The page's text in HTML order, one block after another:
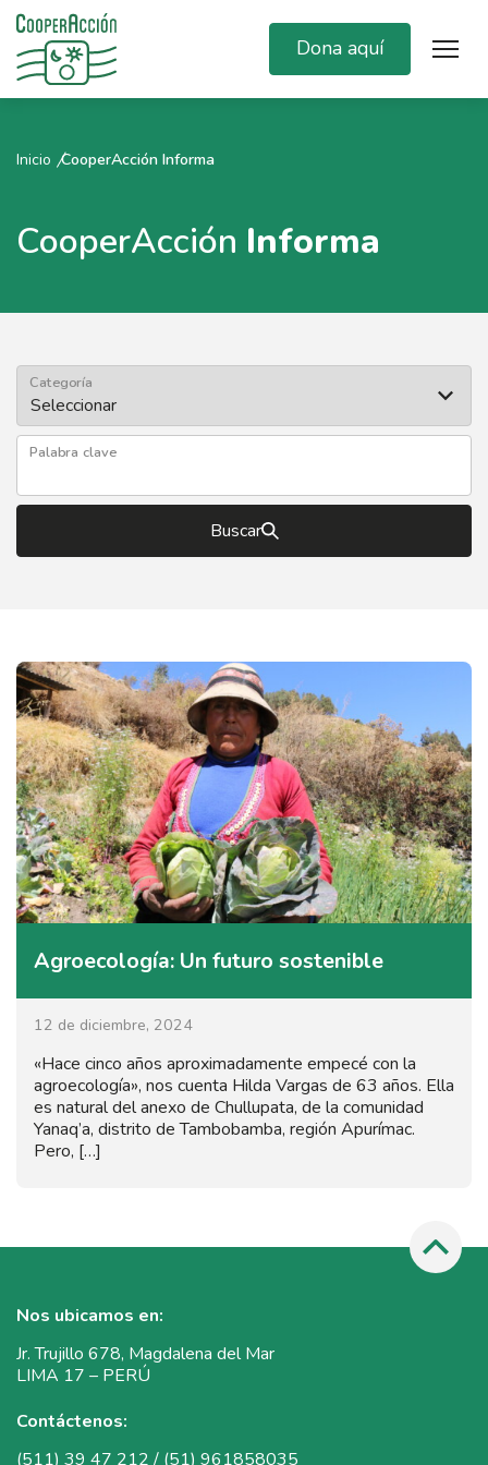
Dona aquí
Inicio CooperAcción Informa
CooperAcción Informa
Categoría
Palabra clave
Buscar
Agroecología: Un futuro sostenible
12 de diciembre, 2024
«Hace cinco años aproximadamente empecé con la
agroecología», nos cuenta Hilda Vargas de 63 años. Ella
es natural del anexo de Chullupata, de la comunidad
Yanaq’a, distrito de Tambobamba, región Apurímac.
Pero, […]
Nos ubicamos en:
Jr. Trujillo 678, Magdalena del Mar
LIMA 17 – PERÚ
Contáctenos:
(511) 39 47 212 / (51) 961858035